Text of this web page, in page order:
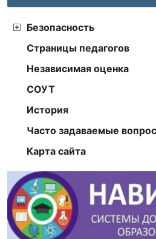
Безопасность
Страницы педагогов
Независимая оценка
СОУТ
История
Часто задаваемые
Карта сайта